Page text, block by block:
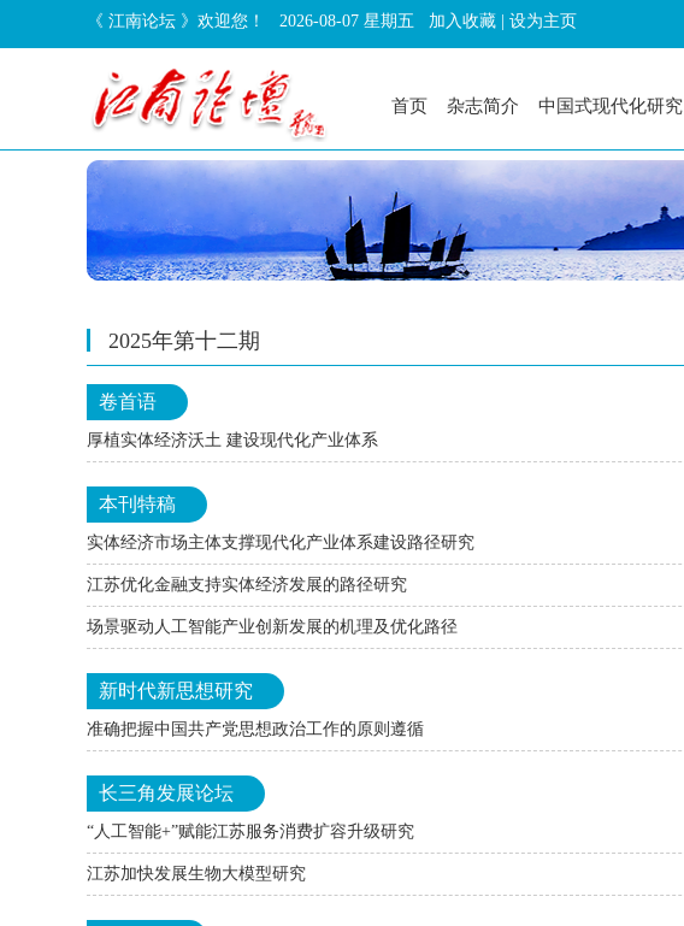
《 江南论坛 》欢迎您！ 2026-08-07 星期五 加入收藏 设为主页
首页 杂志简介 中国式现代化研究
2025年第十二期
卷首语
厚植实体经济沃土 建设现代化产业体系
本刊特稿
实体经济市场主体支撑现代化产业体系建设路径研究
江苏优化金融支持实体经济发展的路径研究
场景驱动人工智能产业创新发展的机理及优化路径
新时代新思想研究
准确把握中国共产党思想政治工作的原则遵循
长三角发展论坛
“人工智能+”赋能江苏服务消费扩容升级研究
江苏加快发展生物大模型研究